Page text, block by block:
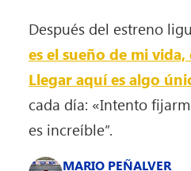
Después del estreno
es el sueño de mi
Llegar aquí es algo
cada día: «Intento
es increíble”.
MARIO PEÑALVER